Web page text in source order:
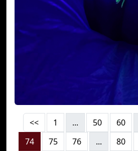
<< 1 ... 50 60
74
75 76 ... 80